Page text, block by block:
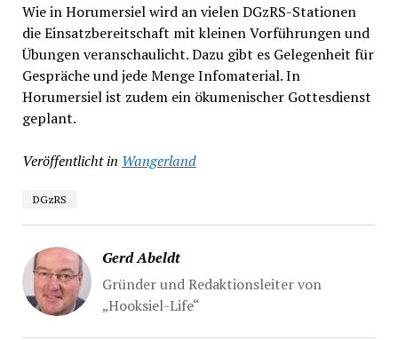
Wie in Horumersiel wird an vielen DGzRS-Stationen
die Einsatzbereitschaft mit kleinen Vorführungen und
Übungen veranschaulicht. Dazu gibt es Gelegenheit für
Gespräche und jede Menge Infomaterial. In
Horumersiel ist zudem ein ökumenischer Gottesdienst
geplant.
Veröffentlicht in Wangerland
DGzRS
Gerd Abeldt
Gründer und Redaktionsleiter von
„Hooksiel-Life“